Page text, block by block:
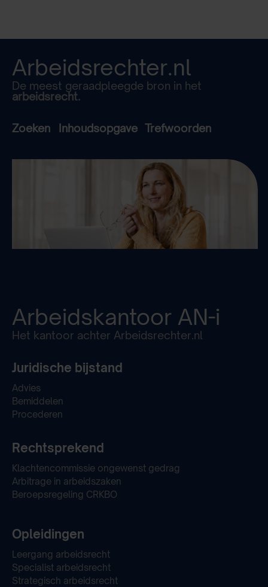
Arbeidsrechter.nl
De meest geraadpleegde bron in het
arbeidsrecht.
Zoeken Inhoudsopgave Trefwoorden
Arbeidskantoor AN-i
Het kantoor achter Arbeidsrechter.nl
Juridische bijstand
Advies
Bemiddelen
Procederen
Rechtsprekend
Klachtencommissie ongewenst gedrag
Arbitrage in arbeidszaken
Beroepsregeling CRKBO
Opleidingen
Leergang arbeidsrecht
Specialist arbeidsrecht
Strategisch arbeidsrecht